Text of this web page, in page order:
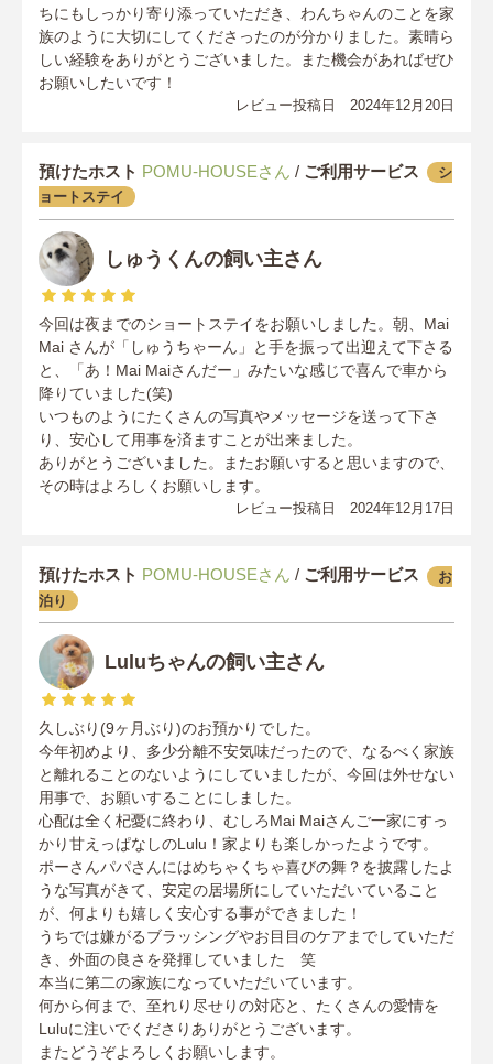
ちにもしっかり寄り添っていただき、わんちゃんのことを家
族のように大切にしてくださったのが分かりました。素晴ら
しい経験をありがとうございました。また機会があればぜひ
お願いしたいです！
レビュー投稿日 2024年12月20日
預けたホスト POMU-HOUSEさん / ご利用サービス
シ
ョートステイ
しゅうくんの飼い主さん
今回は夜までのショートステイをお願いしました。朝、Mai
Mai さんが「しゅうちゃーん」と手を振って出迎えて下さる
と、「あ！Mai Maiさんだー」みたいな感じで喜んで車から
降りていました(笑)
いつものようにたくさんの写真やメッセージを送って下さ
り、安心して用事を済ますことが出来ました。
ありがとうございました。またお願いすると思いますので、
その時はよろしくお願いします。
レビュー投稿日 2024年12月17日
預けたホスト POMU-HOUSEさん / ご利用サービス
お
泊り
Luluちゃんの飼い主さん
久しぶり(9ヶ月ぶり)のお預かりでした。
今年初めより、多少分離不安気味だったので、なるべく家族
と離れることのないようにしていましたが、今回は外せない
用事で、お願いすることにしました。
心配は全く杞憂に終わり、むしろMai Maiさんご一家にすっ
かり甘えっぱなしのLulu！家よりも楽しかったようです。
ポーさんパパさんにはめちゃくちゃ喜びの舞？を披露したよ
うな写真がきて、安定の居場所にしていただいていること
が、何よりも嬉しく安心する事ができました！
うちでは嫌がるブラッシングやお目目のケアまでしていただ
き、外面の良さを発揮していました 笑
本当に第二の家族になっていただいています。
何から何まで、至れり尽せりの対応と、たくさんの愛情を
Luluに注いでくださりありがとうございます。
またどうぞよろしくお願いします。